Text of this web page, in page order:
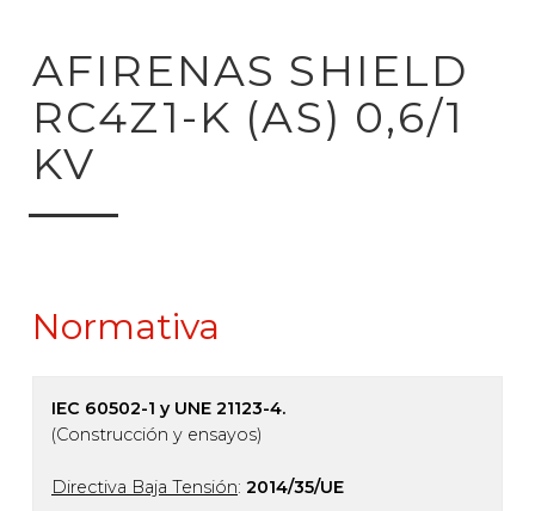
al buscador de
AFIRENAS SHIELD
RC4Z1-K (AS) 0,6/1
KV
Normativa
IEC 60502-1 y UNE 21123-4.
(Construcción y ensayos)
Directiva Baja Tensión: 2014/35/UE